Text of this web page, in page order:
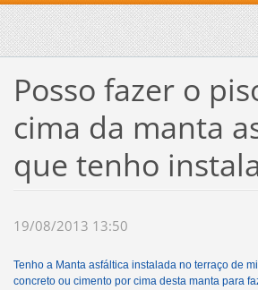
Posso fazer o
cima da manta
que tenho
19/08/2013 13:50
Tenho a Manta asfáltica instalada no terraço de
concreto ou cimento por cima desta manta para